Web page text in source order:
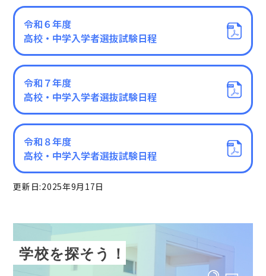
令和６年度
高校・中学⼊学者選抜試験日程
令和７年度
高校・中学⼊学者選抜試験日程
令和８年度
高校・中学⼊学者選抜試験日程
更新⽇:2025年9⽉17⽇
学校を探そう！